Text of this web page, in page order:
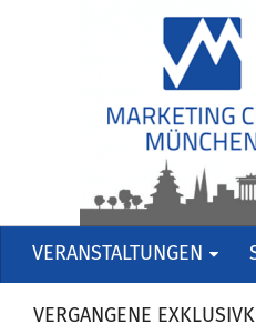
VERANSTALTUNGEN
VERGANGENE